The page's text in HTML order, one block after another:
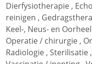
Dierfysiotherapie ,
reinigen ,
Keel-, Neus- en
Operatie / chirurgie ,
Radiologie , Sterilisatie ,